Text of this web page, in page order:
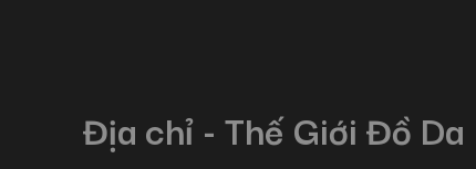
Địa chỉ - Thế Giới Đồ Da